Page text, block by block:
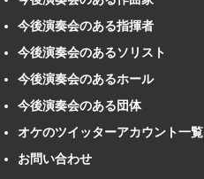
今後演奏会のある指揮者
今後演奏会のあるソリスト
今後演奏会のあるホール
今後演奏会のある団体
オケのツイッターアカウント一覧
お問い合わせ